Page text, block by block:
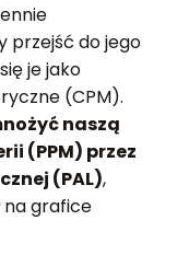
przejść do jego
je jako
(CPM).
naszą
(PPM) przez
(PAL),
na grafice